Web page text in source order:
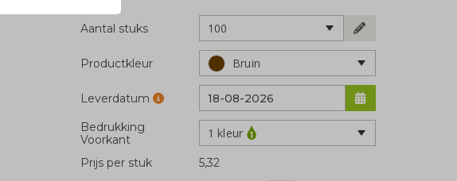
Aantal stuks 100
Productkleur Bruin
Leverdatum
Bedrukking
Voorkant
1 kleur
Prijs per stuk
5,32